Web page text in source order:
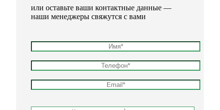
или оставьте ваши контактные данные —
наши менеджеры свяжутся с вами